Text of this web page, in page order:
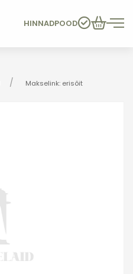
HINNADPOOD
Makselink: erisõit